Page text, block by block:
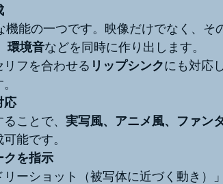
機能の一つです。映像だけでなく、そ
環境音などを同時に作り出します。
フを合わせる リップシンクにも対応
応
ことで、 実写風、アニメ風、ファン
能です。
クを指示
リーショット（被写体に近づく動き）